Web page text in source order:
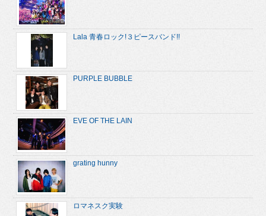
Lala 青春ロック!３ピースバンド!!
PURPLE BUBBLE
EVE OF THE LAIN
grating hunny
ロマネスク実験